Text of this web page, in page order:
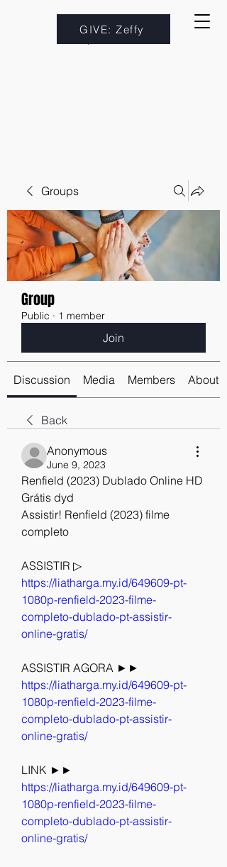
GIVE: Zeffy
Groups
Group
Public · 1 member
Join
Discussion Media Members About
Back
Anonymous
June 9, 2023
Renfield (2023) Dublado Online HD
Grátis dyd
Assistir! Renfield (2023) filme
completo
https://liatharga.my.id/649609-pt-
1080p-renfield-2023-filme-
completo-dublado-pt-assistir-
online-gratis/
https://liatharga.my.id/649609-pt-
1080p-renfield-2023-filme-
completo-dublado-pt-assistir-
online-gratis/
https://liatharga.my.id/649609-pt-
1080p-renfield-2023-filme-
completo-dublado-pt-assistir-
online-gratis/